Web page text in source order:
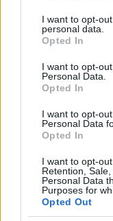
not limited to your
grant or deny
use your data for
consent section.
I want to opt-
personal data.
Opted In
I want to opt-
Personal Data.
Opted In
I want to opt-
Personal Data
Opted In
I want to opt-
Retention,
Personal Data
Purposes for
Opted Out
Es vannak mas
megallapodik
Csak szolok meg
anyosom
elvittek ...
hidd el jottek a
felelosek. Mivel
hagyatek sem
gabors